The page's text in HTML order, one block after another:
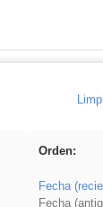
Orden:
Fecha
Fecha